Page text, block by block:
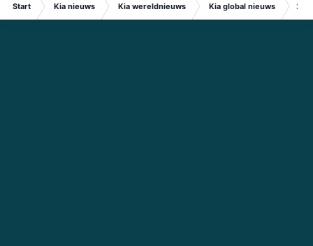
Start Kia nieuws Kia wereldnieuws Kia global nieuws